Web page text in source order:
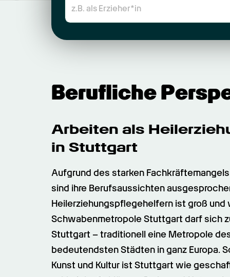
Berufliche
Arbeiten als
in Stuttgart
Aufgrund des starken
sind ihre Berufsaussichten
Heilerziehungspflegehelfern ist groß
Schwabenmetropole Stuttgart darf sich
Stuttgart – traditionell eine Metropole
bedeutendsten Städten in ganz Europa.
Kunst und Kultur ist Stuttgart wie